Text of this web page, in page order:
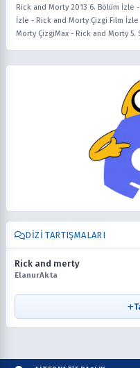
Rick and Morty 2013 6. Bölüm İzle -
İzle - Rick and Morty Çizgi Film İzle
Morty ÇizgiMax - Rick and Morty 5.
DIZI TARTIŞMALARI
Rick and merty
ElanurAkta